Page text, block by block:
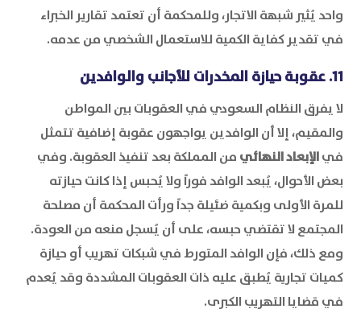
واحد يُثير شبهة الاتجار، وللمحكمة أن تعتمد تقارير الخبراء
في تقدير كفاية الكمية للاستعمال الشخصي من عدمه.
11. عقوبة حيازة المخدرات للأجانب والوافدين
لا يفرق النظام السعودي في العقوبات بين المواطن
والمقيم، إلا أن الوافدين يواجهون عقوبة إضافية تتمثل
فيالإبعاد النهائي من المملكة بعد تنفيذ العقوبة. وفي
بعض الأحوال، يُبعد الوافد فوراً ولا يُحبس إذا كانت حيازته
للمرة الأولى وبكمية ضئيلة جداً ورأت المحكمة أن مصلحة
المجتمع لا تقتضي حبسه، على أن يُسجل منعه من العودة.
ومع ذلك، فإن الوافد المتورط في شبكات تهريب أو حيازة
كميات تجارية يُطبق عليه ذات العقوبات المشددة وقد يُعدم
في قضايا التهريب الكبرى.